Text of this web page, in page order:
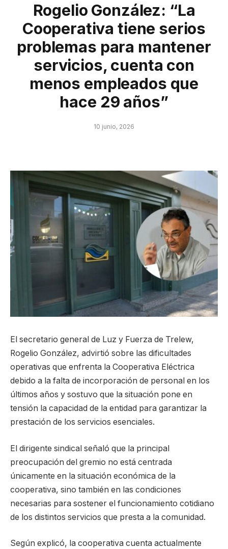
Rogelio González: “La
Cooperativa tiene serios
problemas para mantener
servicios, cuenta con
menos empleados que
hace 29 años”
10 junio, 2026
El secretario general de Luz y Fuerza de Trelew,
Rogelio González, advirtió sobre las dificultades
operativas que enfrenta la Cooperativa Eléctrica
debido a la falta de incorporación de personal en los
últimos años y sostuvo que la situación pone en
tensión la capacidad de la entidad para garantizar la
prestación de los servicios esenciales.
El dirigente sindical señaló que la principal
preocupación del gremio no está centrada
únicamente en la situación económica de la
cooperativa, sino también en las condiciones
necesarias para sostener el funcionamiento cotidiano
de los distintos servicios que presta a la comunidad.
Según explicó, la cooperativa cuenta actualmente